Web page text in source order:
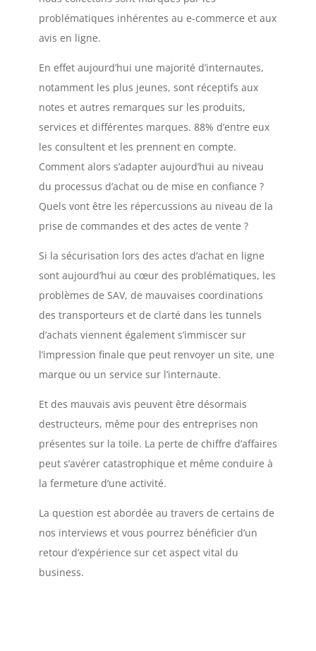
problématiques inhérentes au e-commerce et aux
avis en ligne.
En effet aujourd’hui une majorité d’internautes,
notamment les plus jeunes, sont réceptifs aux
notes et autres remarques sur les produits,
services et différentes marques. 88% d’entre eux
les consultent et les prennent en compte.
Comment alors s’adapter aujourd’hui au niveau
du processus d’achat ou de mise en confiance ?
Quels vont être les répercussions au niveau de la
prise de commandes et des actes de vente ?
Si la sécurisation lors des actes d’achat en ligne
sont aujourd’hui au cœur des problématiques, les
problèmes de SAV, de mauvaises coordinations
des transporteurs et de clarté dans les tunnels
d’achats viennent également s’immiscer sur
l’impression finale que peut renvoyer un site, une
marque ou un service sur l’internaute.
Et des mauvais avis peuvent être désormais
destructeurs, même pour des entreprises non
présentes sur la toile. La perte de chiffre d’affaires
peut s’avérer catastrophique et même conduire à
la fermeture d’une activité.
La question est abordée au travers de certains de
nos interviews et vous pourrez bénéficier d’un
retour d’expérience sur cet aspect vital du
business.